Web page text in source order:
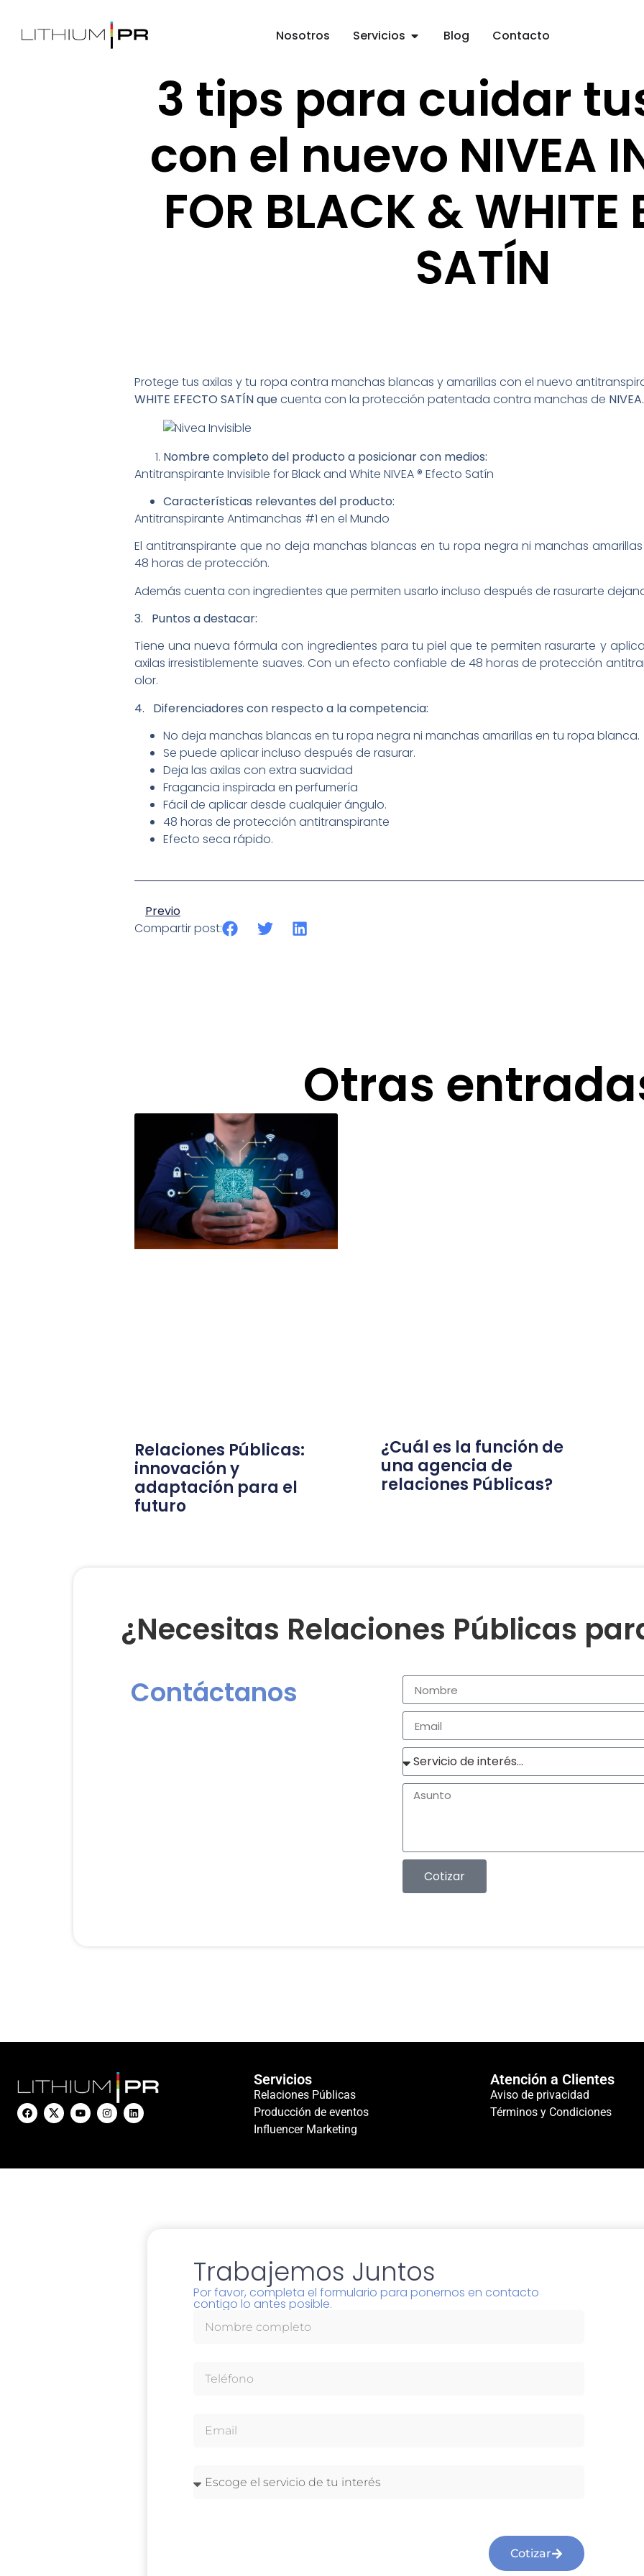
Nosotros Servicios Blog Contacto
3 tips para cuidar
con el nuevo NIVEA
FOR BLACK & WHITE
SATÍN
Protege tus axilas y tu ropa contra manchas blancas y amarillas con el nuevo
WHITE EFECTO SATÍN quecuenta con la protección patentada contra manchas de
Nombre completo del producto a posicionar con medios:
Antitranspirante Invisible for Black and White NIVEA ® Efecto Satín
Características relevantes del producto:
Antitranspirante Antimanchas #1 en el Mundo
El antitranspirante que no deja manchas blancas en tu ropa negra ni manchas
48 horas de protección.
Además cuenta con ingredientes que permiten usarlo incluso después de rasurarte
3. Puntos a destacar:
Tiene una nueva fórmula con ingredientes para tu piel que te permiten rasurarte y
axilas irresistiblemente suaves. Con un efecto confiable de 48 horas de protección
olor.
4. Diferenciadores con respecto a la competencia:
No deja manchas blancas en tu ropa negra ni manchas amarillas en tu ropa blanca.
Se puede aplicar incluso después de rasurar.
Deja las axilas con extra suavidad
Fragancia inspirada en perfumería
Fácil de aplicar desde cualquier ángulo.
48 horas de protección antitranspirante
Efecto seca rápido.
Previo
Compartir post:
Otras
Relaciones Públicas:
innovación y
adaptación para el
futuro
¿Cuál es la función de
una agencia de
relaciones Públicas?
¿Necesitas Relaciones Públicas
Contáctanos
Cotizar
Servicios
Relaciones Públicas
Producción de eventos
Influencer Marketing
Atención a Clientes
Aviso de privacidad
Términos y Condiciones
Trabajemos Juntos
Por favor, completa el formulario para ponernos en contacto
contigo lo antes posible.
Cotizar